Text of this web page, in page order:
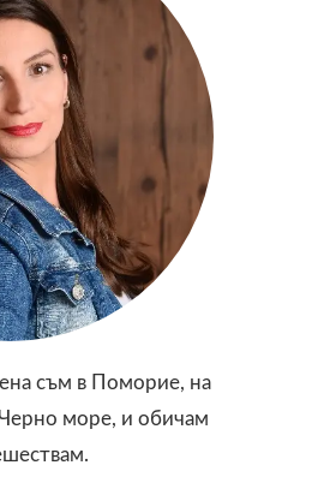
съм в Поморие, на
море, и обичам